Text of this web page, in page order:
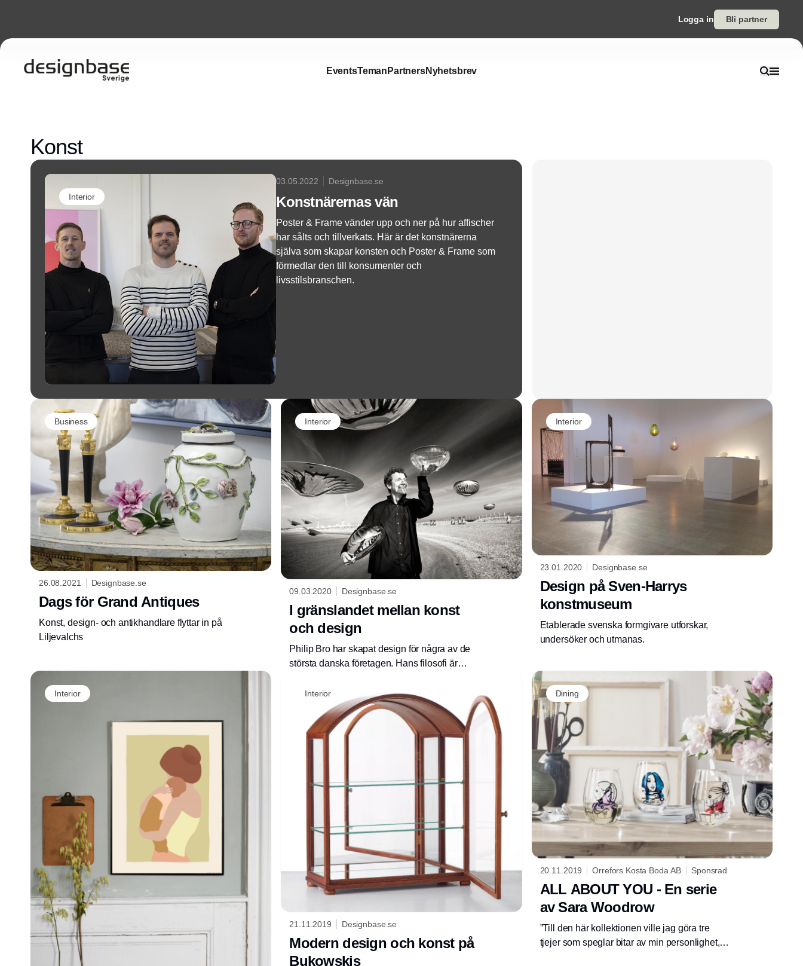
Logga in Bli partner
EventsTeman PartnersNyhetsbrev
Konst
Interior
03.05.2022 Designbase.se
Konstnärernas vän
Poster & Frame vänder upp och ner på hur affischer
har sålts och tillverkats. Här är det konstnärerna
själva som skapar konsten och Poster & Frame som
förmedlar den till konsumenter och
livsstilsbranschen.
Business
26.08.2021 Designbase.se
Dags för Grand Antiques
Konst, design- och antikhandlare flyttar in på
Liljevalchs
Interior
09.03.2020 Designbase.se
I gränslandet mellan konst
och design
Philip Bro har skapat design för några av de
största danska företagen. Hans filosofi är
ett mervärde. ”God design ska berätta en
historia, men den ska också vara funktionell
samt ha en poetisk kvalitet, det kan vara
humoristiskt eller vackert. Den ska skapa en
känsla som berör och som kanske ruskar om
Interior
23.01.2020 Designbase.se
Design på Sven-Harrys
konstmuseum
Etablerade svenska formgivare utforskar,
undersöker och utmanas.
Interior
Interior
21.11.2019 Designbase.se
Modern design och konst på
Bukowskis
Dining
20.11.2019 Orrefors Kosta Boda AB Sponsrad
ALL ABOUT YOU - En serie
av Sara Woodrow
”Till den här kollektionen ville jag göra tre
tjejer som speglar bitar av min personlighet,